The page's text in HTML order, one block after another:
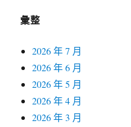
彙整
2026 年 7 月
2026 年 6 月
2026 年 5 月
2026 年 4 月
2026 年 3 月